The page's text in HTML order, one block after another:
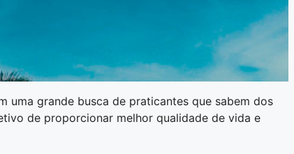
uma grande busca de praticantes que sabem dos
de proporcionar melhor qualidade de vida e